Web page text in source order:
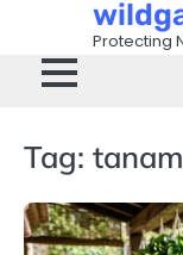
content
Protecting
Tag: